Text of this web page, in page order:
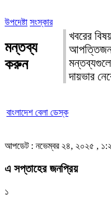
উপদেষ্টা সংস্কার
মন্তব্য
করুন
খবরের
দায়ভার
বাংলাদেশ বেলা ডেস্ক
আপডেট : নভেম্বর ২৪, ২০২৫ ,
এ সপ্তাহের জনপ্রিয়
১